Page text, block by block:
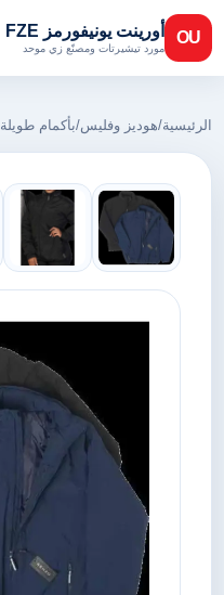
OU أورينت يونيفورمز FZE
مورد تيشيرتات ومصنّع زي موحد
الرئيسية/هوديز وفليس/بأكمام طويلة Jackets